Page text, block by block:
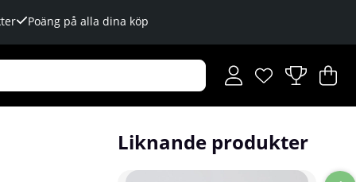
Poäng på alla dina köp
Önskelista
Antal i
.
.
Liknande produkter